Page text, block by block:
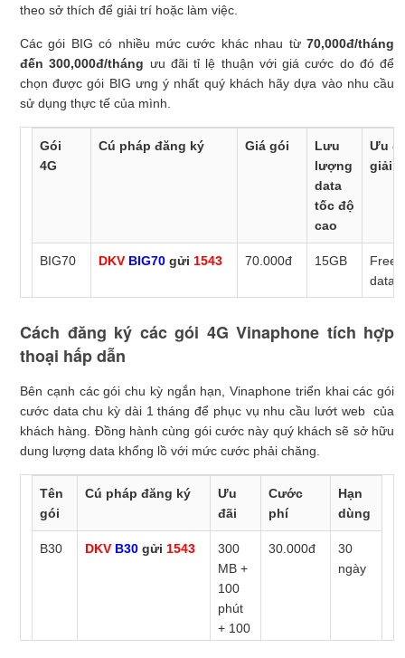
theo sở thích để giải trí hoặc làm việc.
Các gói BIG có nhiều mức cước khác nhau từ70,000đ/tháng
đến 300,000đ/tháng ưu đãi tỉ lệ thuận với giá cước do đó để
chọn được gói BIG ưng ý nhất quý khách hãy dựa vào nhu cầu
sử dụng thực tế của mình.
Gói
4G
Cú pháp đăng ký Giá gói
Lưu
lượng
data
tốc độ
cao
Ưu
giải
BIG70 DKV BIG70 gửi 1543 70.000đ 15GB
Free
data
truy
dụng
xem
tức,
chùm
Kids.
BIG90 DKVBIG90 gửi 1543 90.000đ 30GB
BIG120 DKV BIG120 1543 120.000đ 60GB
BIG200 1543 200.000đ 120GB
1543
Cách đăng ký các gói 4G Vinaphone tích hợp
thoại hấp dẫn
Bên cạnh các gói chu kỳ ngắn hạn, Vinaphone triển khai các gói
cước data chu kỳ dài 1 tháng để phục vụ nhu cầu lướt web của
khách hàng. Đồng hành cùng gói cước này quý khách sẽ sở hữu
dung lượng data khổng lồ với mức cước phải chăng.
Tên
gói
Cú pháp đăng ký
Ưu
đãi
Cước
phí
Hạn
dùng
B30 DKV B30 gửi 1543
300
MB +
100
phút
+ 100
30.000đ
30
ngày